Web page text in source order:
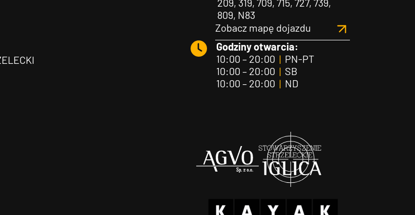
209, 319, 709, 715, 727, 739,
809, N83
Zobacz mapę dojazdu
Godziny otwarcia:
10:00 – 20:00 |PN-PT
10:00 – 20:00 |SB
10:00 – 20:00 |ND
Agvo Iglica